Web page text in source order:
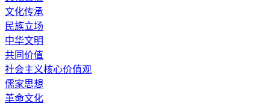
文化传承
民族立场
中华文明
共同价值
社会主义核心价值观
儒家思想
革命文化